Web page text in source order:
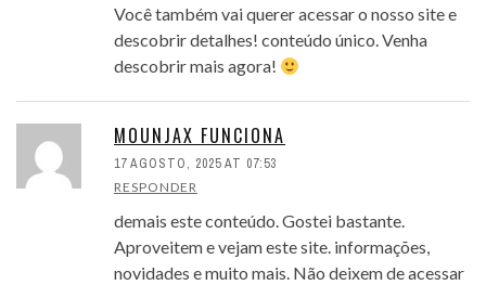
Você também vai querer acessar o nosso site e
descobrir detalhes! conteúdo único. Venha
descobrir mais agora!
MOUNJAX FUNCIONA
17 AGOSTO, 2025 AT 07:53
RESPONDER
demais este conteúdo. Gostei bastante.
Aproveitem e vejam este site. informações,
novidades e muito mais. Não deixem de acessar